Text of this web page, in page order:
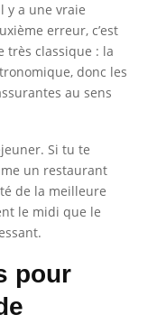
y a une vraie
erreur, c’est
très classique : la
donc les
au sens
Si tu te
un restaurant
de la meilleure
le midi que le
pour